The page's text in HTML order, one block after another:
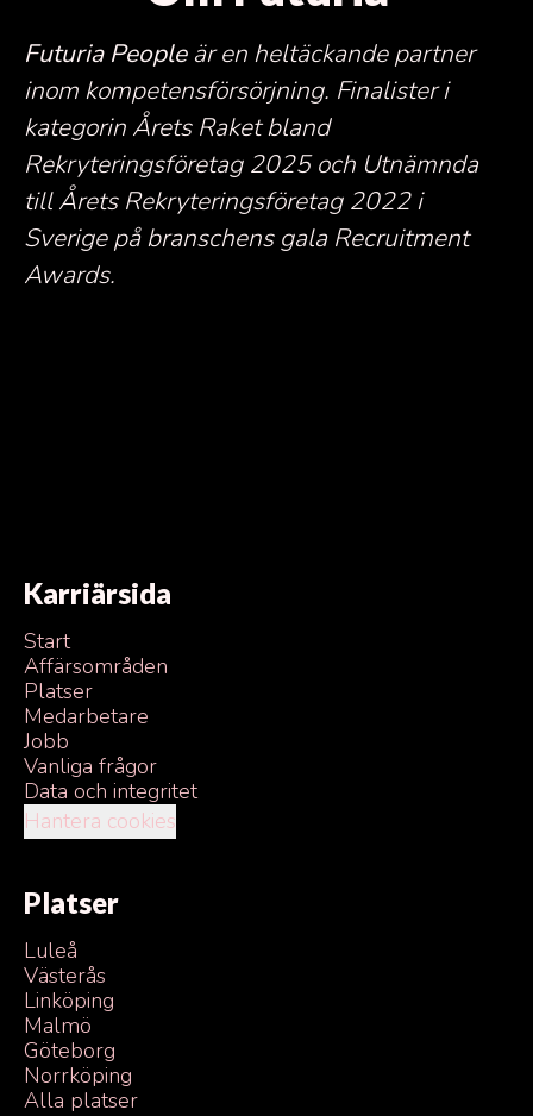
Futuria People är en heltäckande partner
inom kompetensförsörjning. Finalister i
kategorin Årets Raket bland
Rekryteringsföretag 2025 och Utnämnda
till Årets Rekryteringsföretag 2022 i
Sverige på branschens gala Recruitment
Awards.
Karriärsida
Start
Affärsområden
Platser
Medarbetare
Jobb
Vanliga frågor
Data och integritet
Hantera cookies
Platser
Luleå
Västerås
Linköping
Malmö
Göteborg
Norrköping
Alla platser